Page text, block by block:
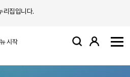
리집입니다.
시작 검색 로그인